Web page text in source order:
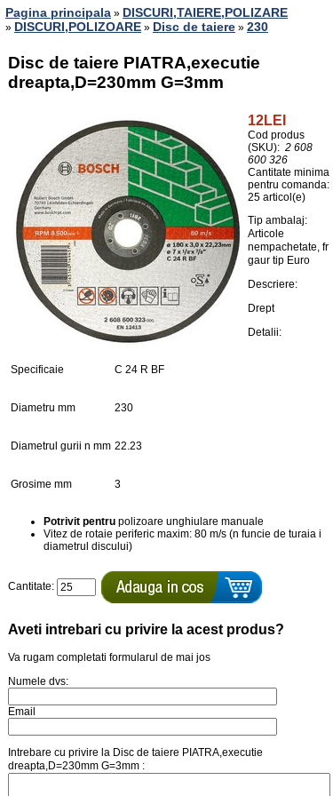
Pagina principala » DISCURI,TAIERE,POLIZARE
» DISCURI,POLIZOARE » Disc de taiere » 230
Disc de taiere PIATRA,executie
dreapta,D=230mm G=3mm
12LEI
Cod produs
(SKU): 2 608
600 326
Cantitate minima
pentru comanda:
25 articol(e)
Tip ambalaj:
Articole
nempachetate, fr
gaur tip Euro
Descriere:
Drept
Detalii:
Specificaie C 24 R BF
Diametru mm 230
Diametrul gurii n mm 22.23
Grosime mm 3
Potrivit pentru polizoare unghiulare manuale
Vitez de rotaie periferic maxim: 80 m/s (n funcie de turaia i
diametrul discului)
Cantitate:
Aveti intrebari cu privire la acest produs?
Va rugam completati formularul de mai jos
Numele dvs:
Email
Intrebare cu privire la Disc de taiere PIATRA,executie
dreapta,D=230mm G=3mm :